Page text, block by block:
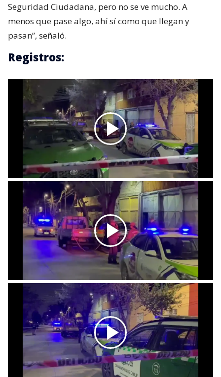
Seguridad Ciudadana, pero no se ve mucho. A
menos que pase algo, ahí sí como que llegan y
pasan”, señaló.
Registros: